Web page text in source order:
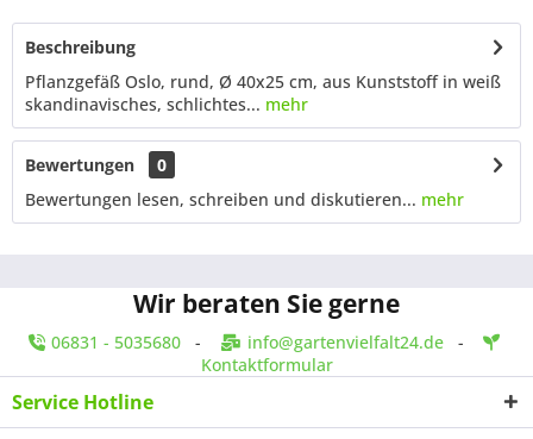
Beschreibung
Pflanzgefäß Oslo, rund, Ø 40x25 cm, aus Kunststoff in weiß
skandinavisches, schlichtes... mehr
Bewertungen
0
Bewertungen lesen, schreiben und diskutieren... mehr
Wir beraten Sie gerne
06831 - 5035680- info@gartenvielfalt24.de-
Kontaktformular
Service Hotline